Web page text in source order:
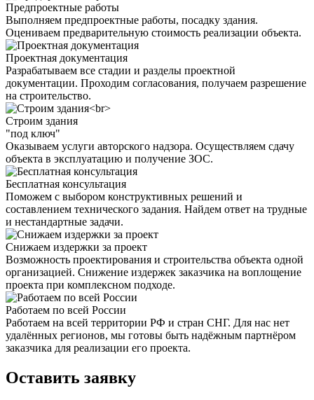
Предпроектные работы
Выполняем предпроектные работы, посадку здания.
Оцениваем предварительную стоимость реализации объекта.
Проектная документация
Разрабатываем все стадии и разделы проектной
документации. Проходим согласования, получаем разрешение
на строительство.
Строим здания
"под ключ"
Оказываем услуги авторского надзора. Осуществляем сдачу
объекта в эксплуатацию и получение ЗОС.
Бесплатная консультация
Поможем с выбором конструктивных решений и
составлением технического задания. Найдем ответ на трудные
и нестандартные задачи.
Снижаем издержки за проект
Возможность проектирования и строительства объекта одной
организацией. Снижение издержек заказчика на воплощение
проекта при комплексном подходе.
Работаем по всей России
Работаем на всей территории РФ и стран СНГ. Для нас нет
удалённых регионов, мы готовы быть надёжным партнёром
заказчика для реализации его проекта.
Оставить заявку